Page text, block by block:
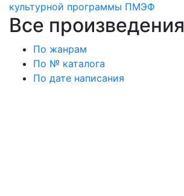
культурной программы ПМЭФ
Все произведения
По жанрам
По № каталога
По дате написания